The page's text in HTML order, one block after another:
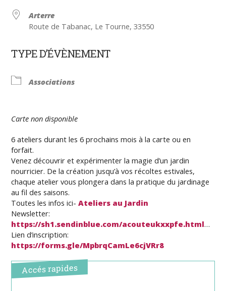
Arterre
Route de Tabanac, Le Tourne, 33550
TYPE D’ÉVÈNEMENT
Associations
Carte non disponible
6 ateliers durant les 6 prochains mois à la carte ou en
forfait.
Venez découvrir et expérimenter la magie d’un jardin
nourricier. De la création jusqu’à vos récoltes estivales,
chaque atelier vous plongera dans la pratique du jardinage
au fil des saisons.
Toutes les infos ici-Ateliers au Jardin
Newsletter:
https://sh1.sendinblue.com/acouteukxxpfe.html…
Lien d’inscription:
https://forms.gle/MpbrqCamLe6cjVRr8
Accés rapides